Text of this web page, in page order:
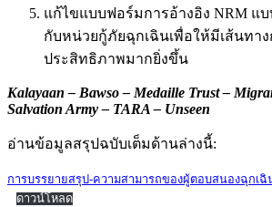
แก้ไขแบบฟอร์มการอ้างอิง NRM แ
กับหน่วยกู้ภัยฉุกเฉินเพื่อให้มีเส้นทา
ประสิทธิภาพมากยิ่งขึ้น
Kalayaan – Bawso – Medaille Trust –
Salvation Army – TARA – Unseen
อ่านข้อมูลสรุปฉบับเต็มด้านล่างนี้:
การบรรยายสรุป-ความสามารถของผู้ตอบสนองฉุกเ
ดาวน์โหลด